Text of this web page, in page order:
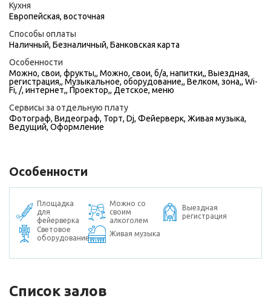
Кухня
Европейская, восточная
Способы оплаты
Наличный, Безналичный, Банковская карта
Особенности
Можно, свои, фрукты,, Можно, свои, б/а, напитки,, Выездная,
регистрация,, Музыкальное, оборудование,, Велком, зона,, Wi-
Fi, /, интернет,, Проектор,, Детское, меню
Сервисы за отдельную плату
Фотограф, Видеограф, Торт, Dj, Фейерверк, Живая музыка,
Ведущий, Оформление
Особенности
Площадка
для
фейерверка
Можно со
своим
алкоголем
Выездная
регистрация
Световое
оборудование
Живая музыка
Список залов